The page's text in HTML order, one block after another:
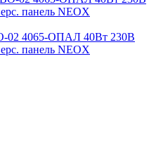
02 4065-ОПАЛ 40Вт 230В
панель NEOX